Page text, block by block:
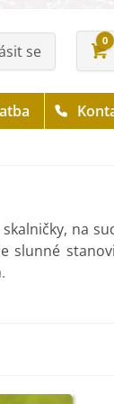
se
0
na
slunné